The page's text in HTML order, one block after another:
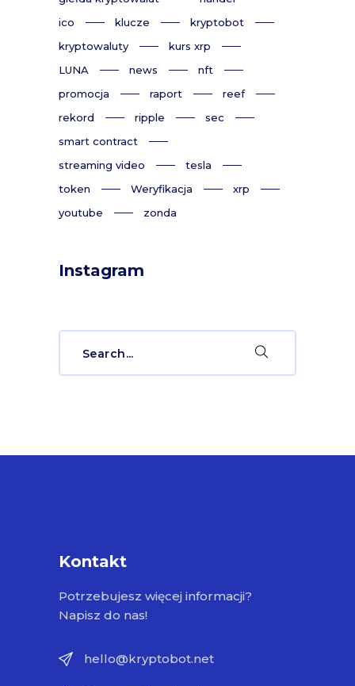
ico
klucze
kryptobot
kryptowaluty
kurs xrp
LUNA
news
nft
promocja
raport
reef
rekord
ripple
sec
smart contract
streaming video
tesla
token
Weryfikacja
xrp
youtube
zonda
Instagram
Kontakt
Potrzebujesz więcej informacji?
Napisz do nas!
hello@kryptobot.net